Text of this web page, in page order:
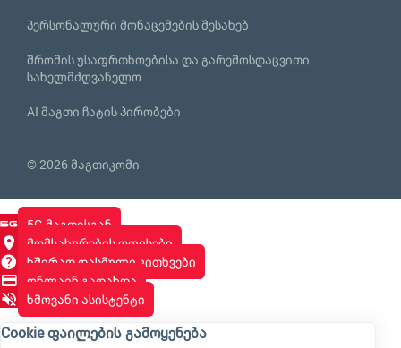
პერსონალური მონაცემების შესახებ
შრომის უსაფრთხოებისა და გარემოსდაცვითი
სახელმძღვანელო
AI მაგთი ჩატის პირობები
© 2026 მაგთიკომი
5G მაგთისგან
მომსახურების ოფისები
ხშირად დასმული კითხვები
ონლაინ გადახდა
ხმოვანი ასისტენტი
Cookie ფაილების გამოყენება